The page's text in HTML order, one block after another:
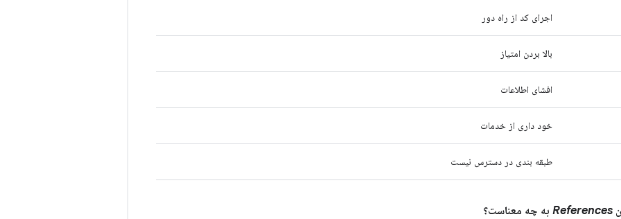
اجرای کد از راه دور
بالا بردن امتیاز
افشای اطلاعات
خود داری از خدمات
طبقه بندی در دسترس نیست
References به چه معناست؟